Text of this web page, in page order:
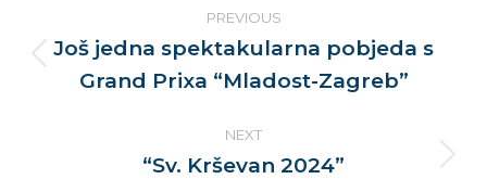
navigation
PREVIOUS
post:
Još jedna spektakularna pobjeda s
Grand Prixa “Mladost-Zagreb”
NEXT
Next
“Sv. Krševan 2024”